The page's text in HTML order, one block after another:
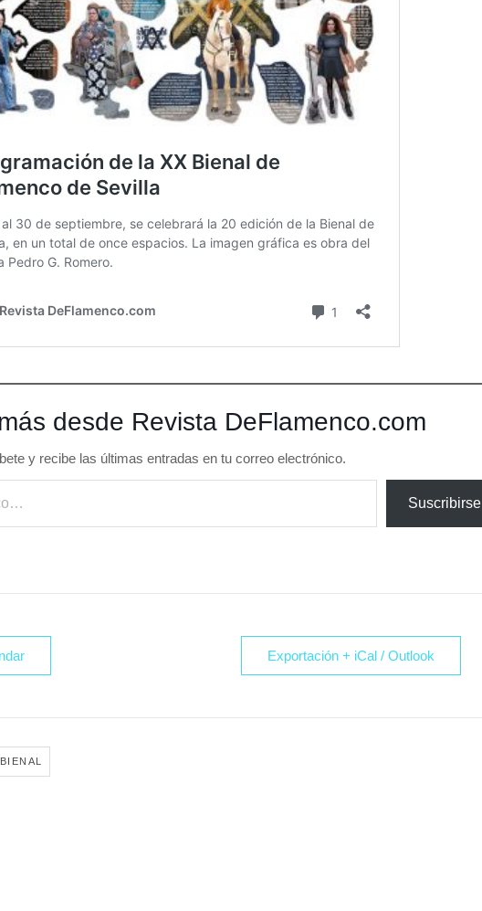
desde Revista DeFlamenco.com
y recibe las últimas entradas en tu correo electrónico.
Suscribirse
Exportación + iCal / Outlook